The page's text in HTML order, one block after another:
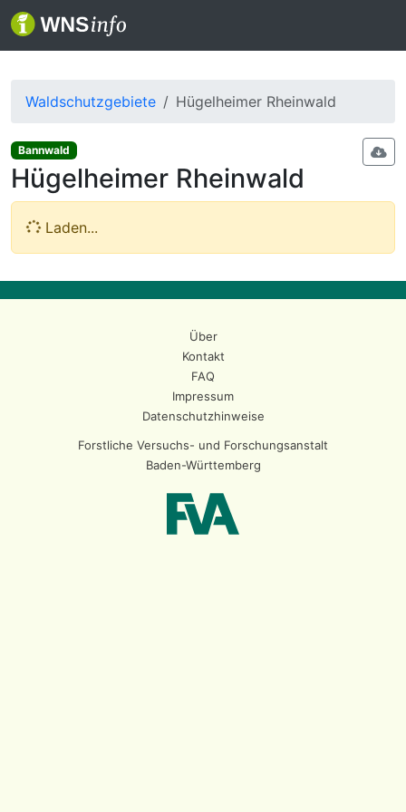
Waldschutzgebiete Hügelheimer Rheinwald
Bannwald
Hügelheimer Rheinwald
Laden...
Über
Kontakt
FAQ
Impressum
Datenschutzhinweise
Forstliche Versuchs- und Forschungsanstalt
Baden-Württemberg